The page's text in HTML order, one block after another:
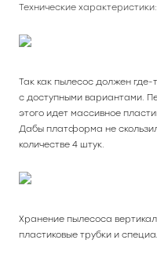
Технические характеристики:
Так как пылесос должен где-
с доступными вариантами.
этого идет массивное
Дабы платформа не
количестве 4 штук.
Хранение пылесоса
пластиковые трубки и